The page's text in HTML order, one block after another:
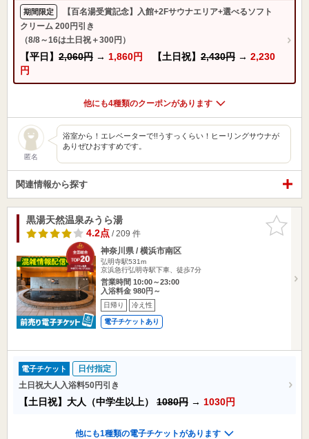
期間限定
【百名湯受賞記念】入館+2Fサウナエリア+選べるソフト
クリーム 200円引き
（8/8～16は土日祝＋300円）
【平日】 2,060円 → 1,860円 【土日祝】 2,430円 → 2,230
円
他にも4種類のクーポンがあります
匿名
浴室から！エレベーターで!!うすっくらい！ヒーリングサウナが
ありぜひおすすめです。
関連情報から探す
お気に入
りに追加
黒湯天然温泉みうら湯
4.2点/ 209 件
神奈川県 / 横浜市南区
弘明寺駅531m
京浜急行弘明寺駅下車、徒歩7分
営業時間 10:00～23:00
入浴料金 980円～
日帰り 冷え性
電子チケットあり
電子チケット
日付指定
土日祝大人入浴料50円引き
【土日祝】大人（中学生以上） 1080円 → 1030円
他にも1種類の電子チケットがあります